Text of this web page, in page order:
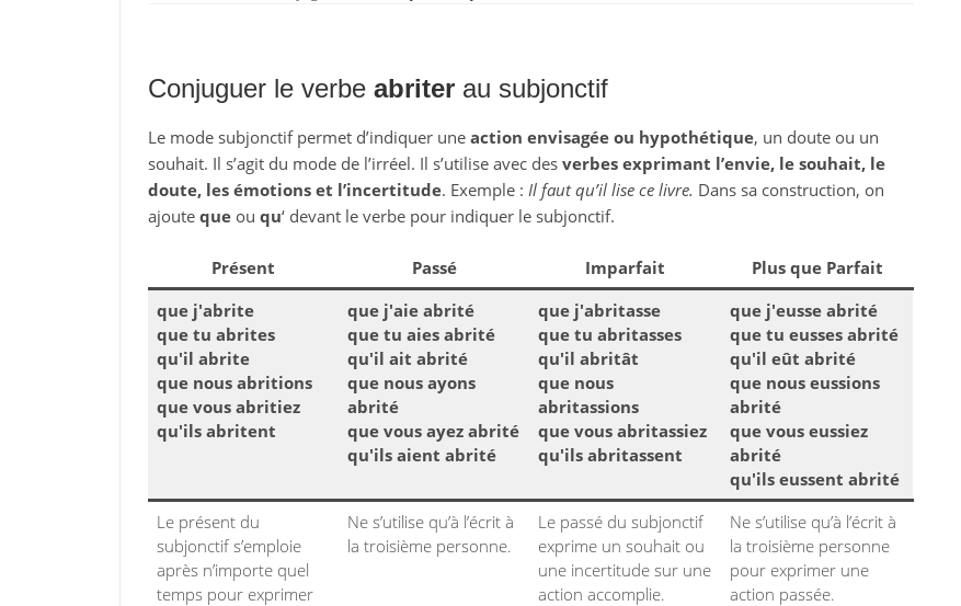
Conjuguer le verbe abriterau subjonctif
Le mode subjonctif permet d’indiquer une action envisagée ou hypothétique, un doute ou un
souhait. Il s’agit du mode de l’irréel. Il s’utilise avec des verbes exprimant l’envie, le souhait, le
doute, les émotions et l’incertitude. Exemple : Il faut qu’il lise ce livre. Dans sa construction, on
ajoute queou qu‘ devant le verbe pour indiquer le subjonctif.
Présent Passé Imparfait
Plus que Parfait
que j'abrite
que tu abrites
qu'il abrite
que nous abritions
que vous abritiez
qu'ils abritent
que j'aie abrité
que tu aies abrité
qu'il ait abrité
que nous ayons
abrité
que vous ayez abrité
qu'ils aient abrité
que j'abritasse
que tu abritasses
qu'il abritât
que nous
abritassions
que vous abritassiez
qu'ils abritassent
que j'eusse abrité
que tu eusses abrité
qu'il eût abrité
que nous eussions
abrité
que vous eussiez
abrité
qu'ils eussent abrité
Le présent du
subjonctif s’emploie
après n’importe quel
temps pour exprimer
Ne s’utilise qu’à l’écrit à
la troisième personne.
Le passé du subjonctif
exprime un souhait ou
une incertitude sur une
action accomplie.
Ne s’utilise qu’à l’écrit à
la troisième personne
pour exprimer une
action passée.